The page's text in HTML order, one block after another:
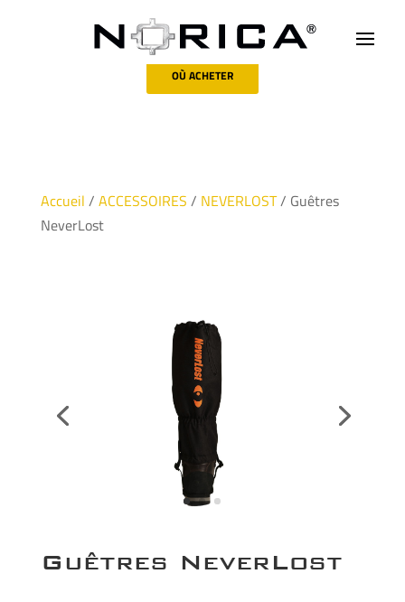
OÙ ACHETER
Accueil / ACCESSOIRES / NEVERLOST/ Guêtres
NeverLost
Guêtres NeverLost